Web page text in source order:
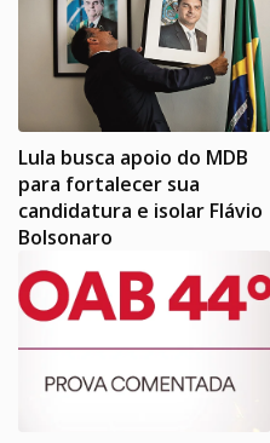
Lula busca apoio do MDB
para fortalecer sua
candidatura e isolar Flávio
Bolsonaro